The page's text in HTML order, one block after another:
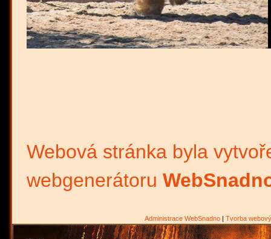
Webová stránka byla
webgenerátoru
Administrace WebSnadno| Tvorba